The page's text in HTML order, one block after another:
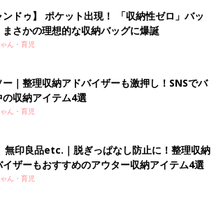
ンドゥ】 ポケット出現！ 「収納性ゼロ」バッ
まさかの理想的な収納バッグに爆誕
ん・育児
ー｜整理収納アドバイザーも激押し！SNSでバ
の収納アイテム4選
ん・育児
無印良品etc.｜脱ぎっぱなし防止に！整理収納
イザーもおすすめのアウター収納アイテム4選
ん・育児